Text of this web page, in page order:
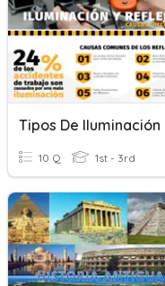
Tipos De Iluminación
10 Q 1st - 3rd